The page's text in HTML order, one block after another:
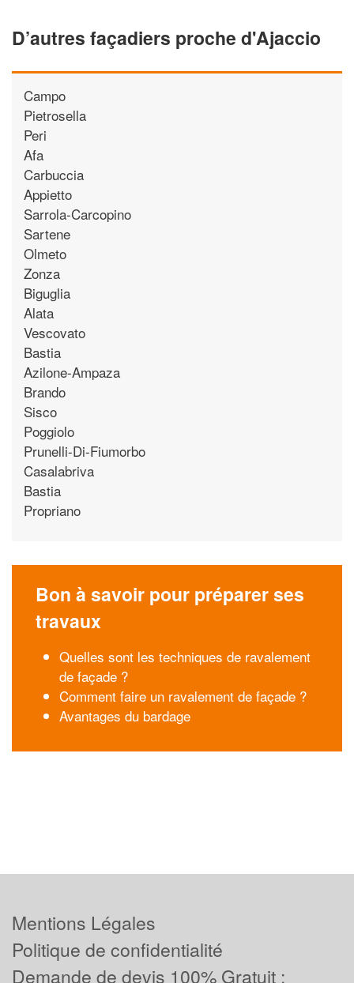
D’autres façadiers proche d'Ajaccio
Campo
Pietrosella
Peri
Afa
Carbuccia
Appietto
Sarrola-Carcopino
Sartene
Olmeto
Zonza
Biguglia
Alata
Vescovato
Bastia
Azilone-Ampaza
Brando
Sisco
Poggiolo
Prunelli-Di-Fiumorbo
Casalabriva
Bastia
Propriano
Bon à savoir pour préparer ses
travaux
Quelles sont les techniques de ravalement
de façade ?
Comment faire un ravalement de façade ?
Avantages du bardage
Mentions Légales
Politique de confidentialité
Demande de devis 100% Gratuit :